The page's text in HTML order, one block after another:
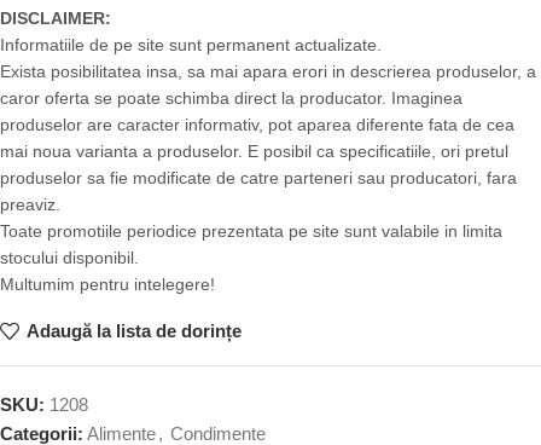
DISCLAIMER:
Informatiile de pe site sunt permanent actualizate.
Exista posibilitatea insa, sa mai apara erori in descrierea produselor, a
caror oferta se poate schimba direct la producator. Imaginea
produselor are caracter informativ, pot aparea diferente fata de cea
mai noua varianta a produselor. E posibil ca specificatiile, ori pretul
produselor sa fie modificate de catre parteneri sau producatori, fara
preaviz.
Toate promotiile periodice prezentata pe site sunt valabile in limita
stocului disponibil.
Multumim pentru intelegere!
Adaugă la lista de dorințe
SKU: 1208
Categorii: Alimente, Condimente